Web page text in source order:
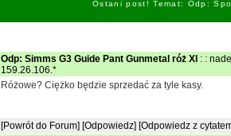
Ostani post! Temat: Odp:
Odp: Simms G3 Guide Pant Gunmetal róż Xl : :
159.26.106.*
Różowe? Ciężko będzie sprzedać za tyle kasy.
[Powrót do Forum] [Odpowiedz] [Odpowiedz z